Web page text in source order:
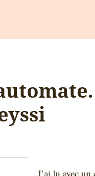
J’ai lu avec